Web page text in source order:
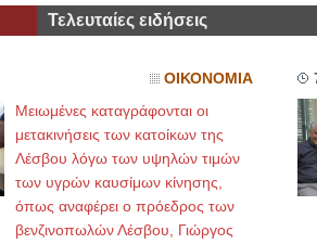
Τελευταίες ειδήσεις
ΟΙΚΟΝΟΜΙΑ
Μειωμένες καταγράφονται οι
μετακινήσεις των κατοίκων της
Λέσβου λόγω των υψηλών τιμών
των υγρών καυσίμων κίνησης,
όπως αναφέρει ο πρόεδρος των
βενζινοπωλών Λέσβου, Γιώργος